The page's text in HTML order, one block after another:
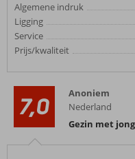
Algemene indruk
Ligging
Service
Prijs/kwaliteit
7,0
Anoniem
Nederland
Gezin met